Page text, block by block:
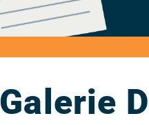
Galerie